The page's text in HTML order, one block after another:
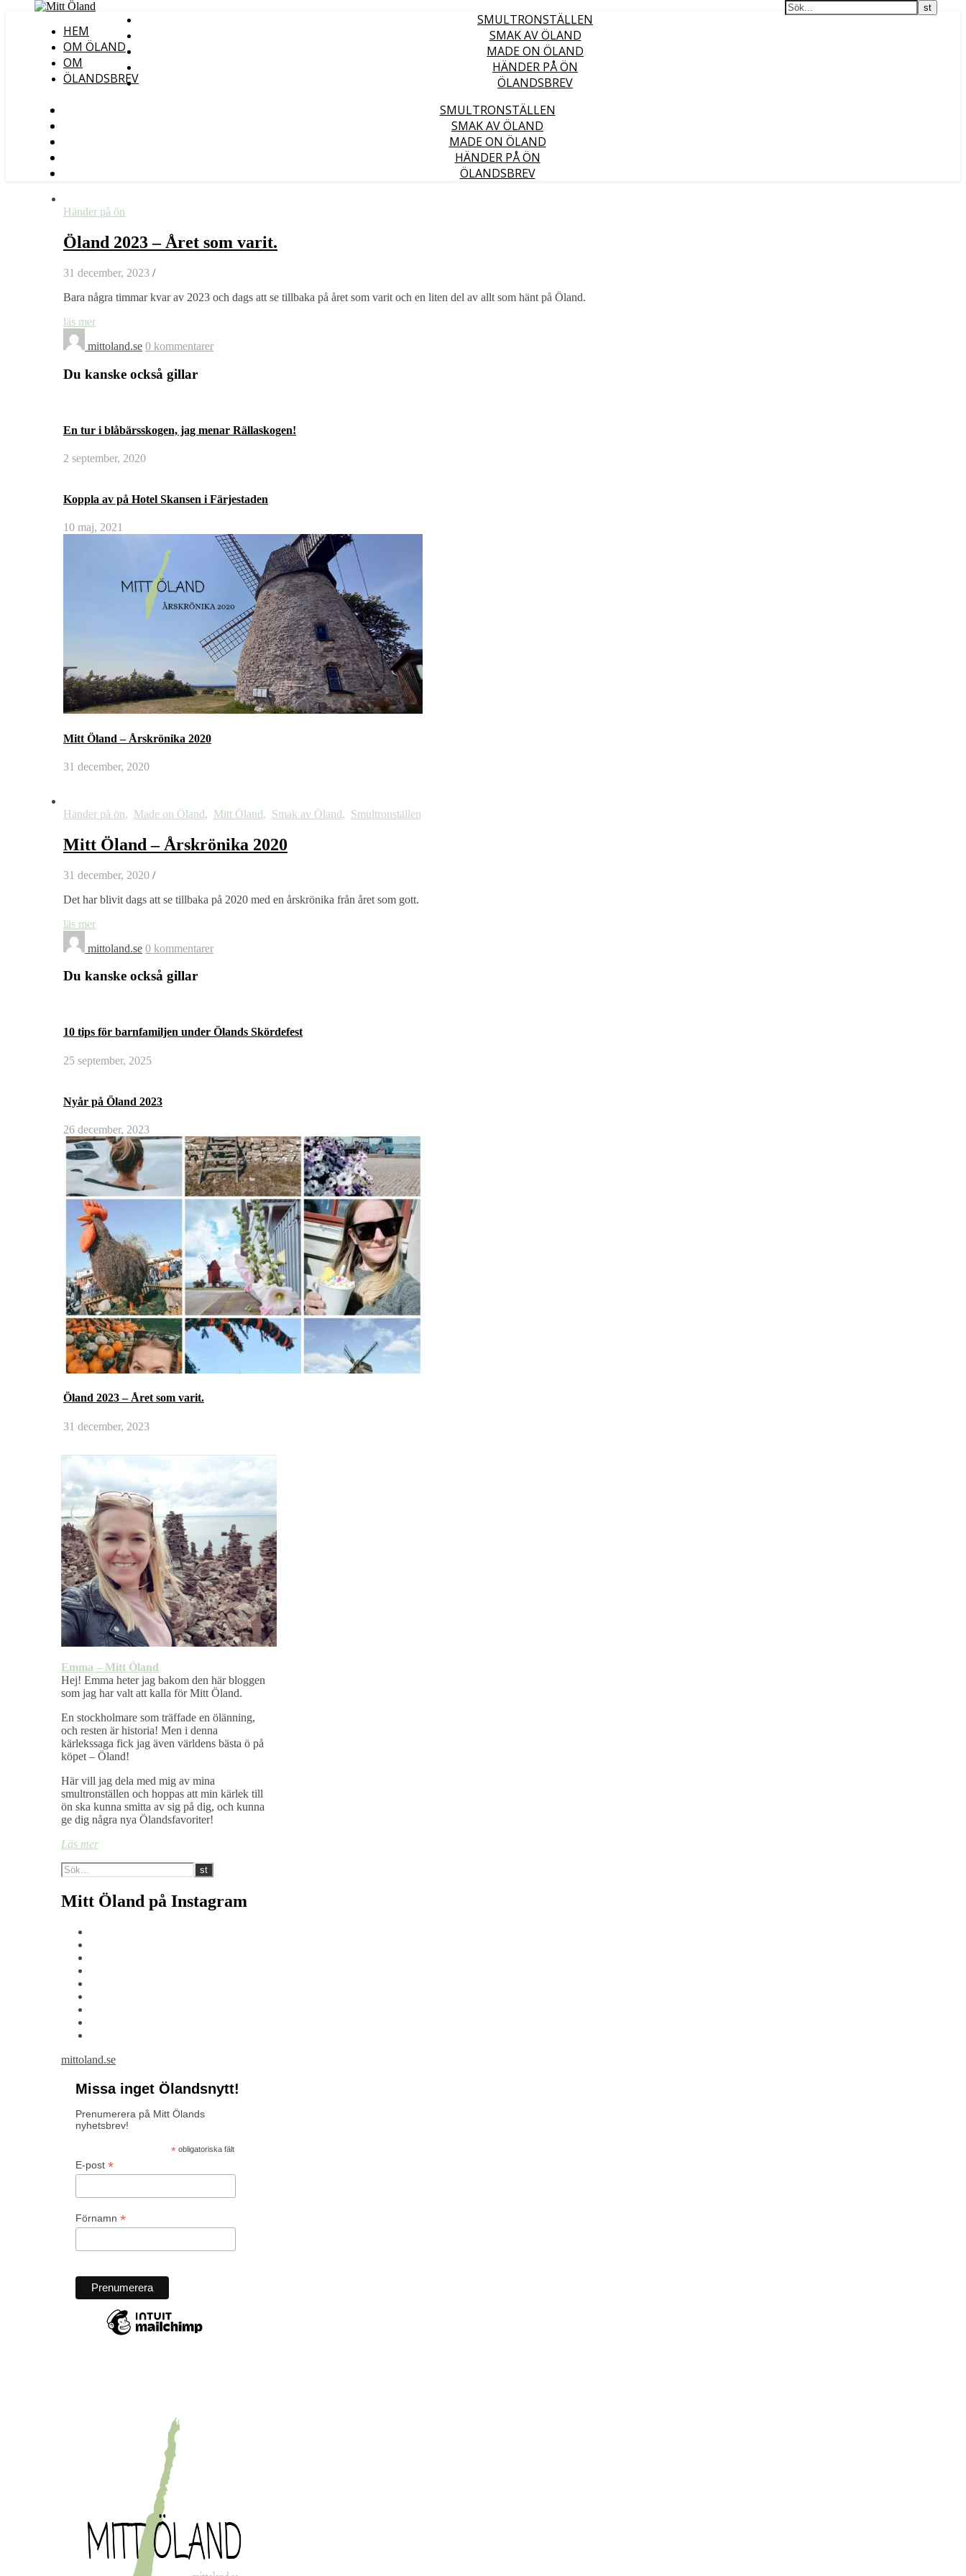
HEM
OM ÖLAND
OM
ÖLANDSBREV
SMULTRONSTÄLLEN
SMAK AV ÖLAND
MADE ON ÖLAND
HÄNDER PÅ ÖN
ÖLANDSBREV
SMULTRONSTÄLLEN
SMAK AV ÖLAND
MADE ON ÖLAND
HÄNDER PÅ ÖN
ÖLANDSBREV
Händer på ön
Öland 2023 – Året som varit.
31 december, 2023 /
Bara några timmar kvar av 2023 och dags att se tillbaka på året som varit och en liten del av allt som hänt på Öland.
läs mer
mittoland.se 0 kommentarer
Du kanske också gillar
En tur i blåbärsskogen, jag menar Rällaskogen!
2 september, 2020
Koppla av på Hotel Skansen i Färjestaden
10 maj, 2021
Mitt Öland – Årskrönika 2020
31 december, 2020
Händer på ön, Made on Öland, Mitt Öland, Smak av Öland, Smultronställen
Mitt Öland – Årskrönika 2020
31 december, 2020 /
Det har blivit dags att se tillbaka på 2020 med en årskrönika från året som gott.
läs mer
mittoland.se 0 kommentarer
Du kanske också gillar
10 tips för barnfamiljen under Ölands Skördefest
25 september, 2025
Nyår på Öland 2023
26 december, 2023
Öland 2023 – Året som varit.
31 december, 2023
Emma – Mitt Öland
Hej! Emma heter jag bakom den här bloggen
som jag har valt att kalla för Mitt Öland.
En stockholmare som träffade en ölänning,
och resten är historia! Men i denna
kärlekssaga fick jag även världens bästa ö på
köpet – Öland!
Här vill jag dela med mig av mina
smultronställen och hoppas att min kärlek till
ön ska kunna smitta av sig på dig, och kunna
ge dig några nya Ölandsfavoriter!
Läs mer
Mitt Öland på Instagram
mittoland.se
Missa inget Ölandsnytt!
Prenumerera på Mitt Ölands
nyhetsbrev!
*obligatoriska fält
E-post *
Förnamn *